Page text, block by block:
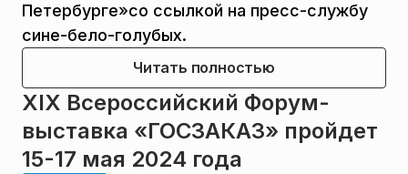
Петербурге»со ссылкой на пресс-службу
сине-бело-голубых.
Читать полностью
XIX Всероссийский Форум-
выставка «ГОСЗАКАЗ» пройдет
15-17 мая 2024 года